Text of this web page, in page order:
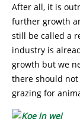
After all, it is
further growth
still be called a
industry is
growth but we
there should
grazing for